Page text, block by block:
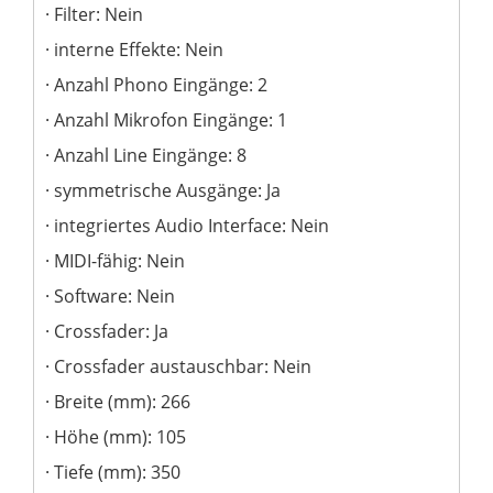
Filter: Nein
interne Effekte: Nein
Anzahl Phono Eingänge: 2
Anzahl Mikrofon Eingänge: 1
Anzahl Line Eingänge: 8
symmetrische Ausgänge: Ja
integriertes Audio Interface: Nein
MIDI-fähig: Nein
Software: Nein
Crossfader: Ja
Crossfader austauschbar: Nein
Breite (mm): 266
Höhe (mm): 105
Tiefe (mm): 350